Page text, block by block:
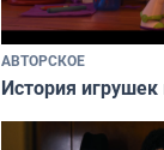
АВТОРСКОЕ
История игрушек